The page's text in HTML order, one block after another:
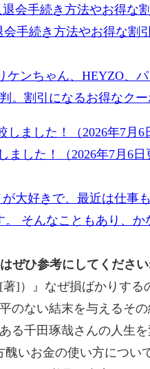
手続き方法やお得な割
ンちゃん、HEYZO、
。割引になるお得なク
した！（2026年7月6日
大好きで、最近は仕事
そんなこともあり、
ぜひ参考にしてください
]）』なぜ損ばかりす
のない結末を与えるそ
る千田琢哉さんの人生
いお金の使い方につ